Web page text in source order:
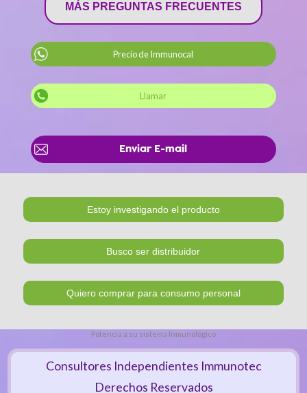
MÁS PREGUNTAS FRECUENTES
Precio de Immunocal
Llamar
Enviar E-mail
Potencia a su sistema Inmunológico
Consultores Independientes Immunotec
Derechos Reservados